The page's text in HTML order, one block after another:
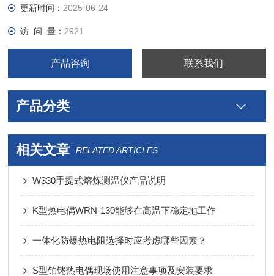
更新时间： 2025-06-24
访 问 量： 2921
产品咨询 联系我们
产品分类
相关文章 RELATED ARTICLES
W330手提式熔炼测温仪产品说明
K型热电偶WRN-130能够在高温下稳定地工作
一体化防爆热电阻选择时应考虑哪些因素？
S型铂铑热电偶现场使用注意事项及安装要求